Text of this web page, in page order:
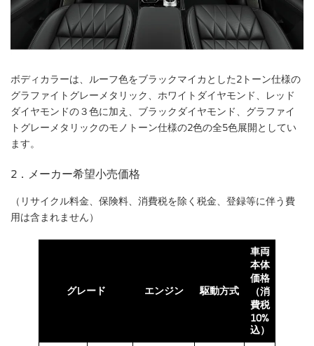
ボディカラーは、ルーフ色をブラックマイカとした2トーン仕様の
グラファイトグレーメタリック、ホワイトダイヤモンド、レッド
ダイヤモンドの３色に加え、ブラックダイヤモンド、グラファイ
トグレーメタリックのモノトーン仕様の2色の全5色展開としてい
ます。
2．メーカー希望小売価格
（リサイクル料金、保険料、消費税を除く税金、登録等に伴う費
用は含まれません）
グレード エンジン 駆動方式
車両
本体
価格
（消
費税
10%
込）